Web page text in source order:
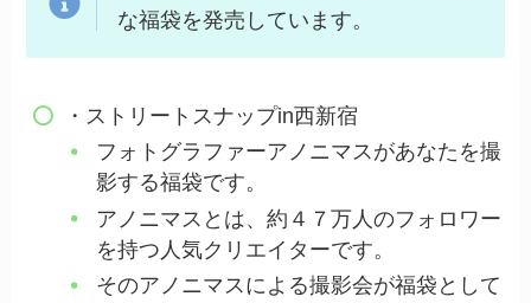
な福袋を発売しています。
・ストリートスナップin西新宿
フォトグラファーアノニマスがあなたを撮
影する福袋です。
アノニマスとは、約４７万人のフォロワー
を持つ人気クリエイターです。
そのアノニマスによる撮影会が福袋として